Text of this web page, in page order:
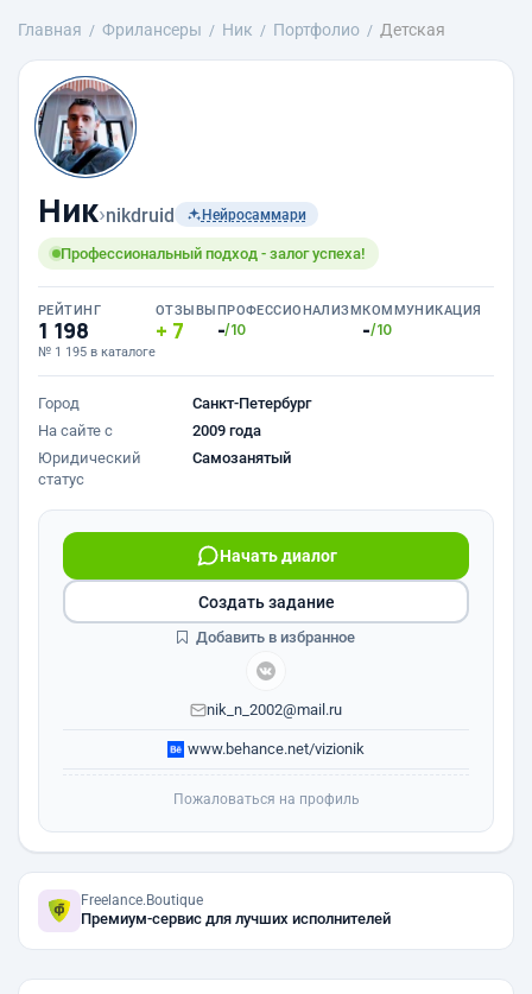
Главная Фрилансеры Ник Портфолио Детская
Ник›nikdruid Нейросаммари
Профессиональный подход - залог успеха!
РЕЙТИНГ
1 198
№ 1 195 в каталоге
ОТЗЫВЫ
7
ПРОФЕССИОНАЛИЗМ
-/10
КОММУНИКАЦИЯ
-/10
Город
Санкт-Петербург
На сайте с
2009 года
Юридический
статус
Самозанятый
Начать диалог
nik_n_2002@mail.ru
www.behance.net/vizionik
Создать задание
Добавить в избранное
Пожаловаться на профиль
Freelance.Boutique
Премиум-сервис для лучших исполнителей